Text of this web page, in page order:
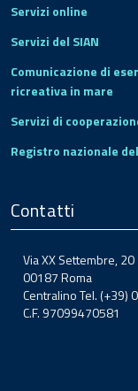
Servizi online
Servizi del SIAN
Comunicazione di
ricreativa in mare
Servizi di
Registro nazionale
Contatti
Via XX Settembre, 20
00187 Roma
Centralino Tel. (+39)
C.F. 97099470581